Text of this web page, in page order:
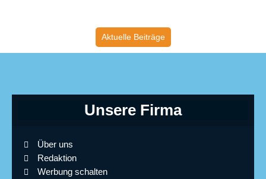
Aktuelle Beiträge
Unsere Firma
Über uns
Redaktion
Werbung schalten